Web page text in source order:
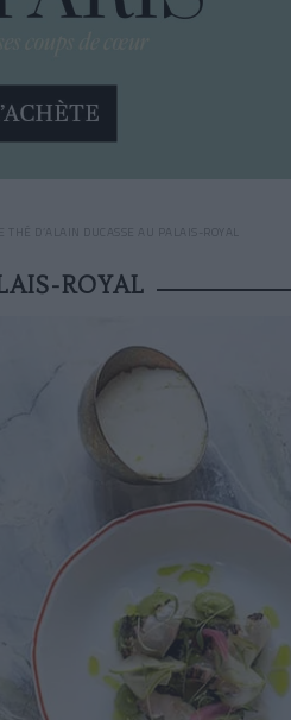
THÉ D’ALAIN DUCASSE AU PALAIS-ROYAL
ROYAL